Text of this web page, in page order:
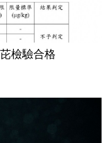
檢驗合格